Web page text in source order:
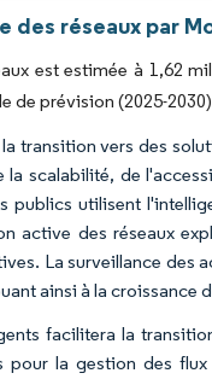
des réseaux par
est estimée à 1,62
de prévision (2025-
transition vers des
la scalabilité, de
publics utilisent
active des réseaux
La surveillance des
ainsi à la croissance
facilitera la
pour la gestion des